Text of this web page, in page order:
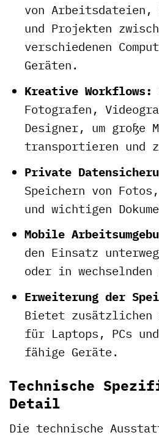
von Arbeitsdateien,
und Projekten
verschiedenen
Geräten.
Kreative Workflows:
Fotografen,
Designer, um große
transportieren und
Private
Speichern von
und wichtigen
Mobile
den Einsatz
oder in
Erweiterung der
Bietet zusätzlichen
für Laptops, PCs
fähige Geräte.
Technische
Detail
Die technische